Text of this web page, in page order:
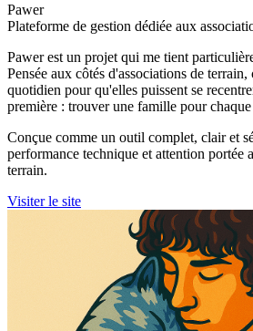
Pawer
Plateforme de gestion dédiée aux
Pawer est un projet qui me tient
Pensée aux côtés d'associations de
quotidien pour qu'elles puissent se
première : trouver une famille pour
Conçue comme un outil complet, clair et
performance technique et attention portée
terrain.
Visiter le site